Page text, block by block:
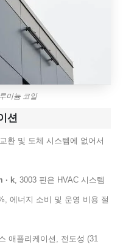
미늄 코일
션
환 및 도체 시스템에 없어서
· k, 3003 핀은 HVAC 시스템
에너지 소비 및 운영 비용 절
애플리케이션, 전도성 (31